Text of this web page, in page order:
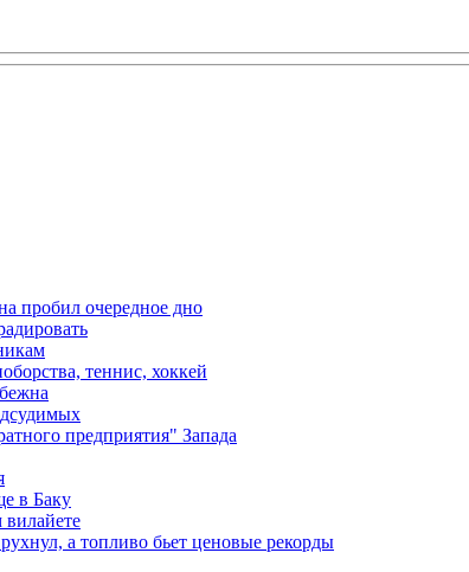
пробил очередное дно
теннис, хоккей
предприятия" Запада
в Баку
а топливо бьет ценовые рекорды